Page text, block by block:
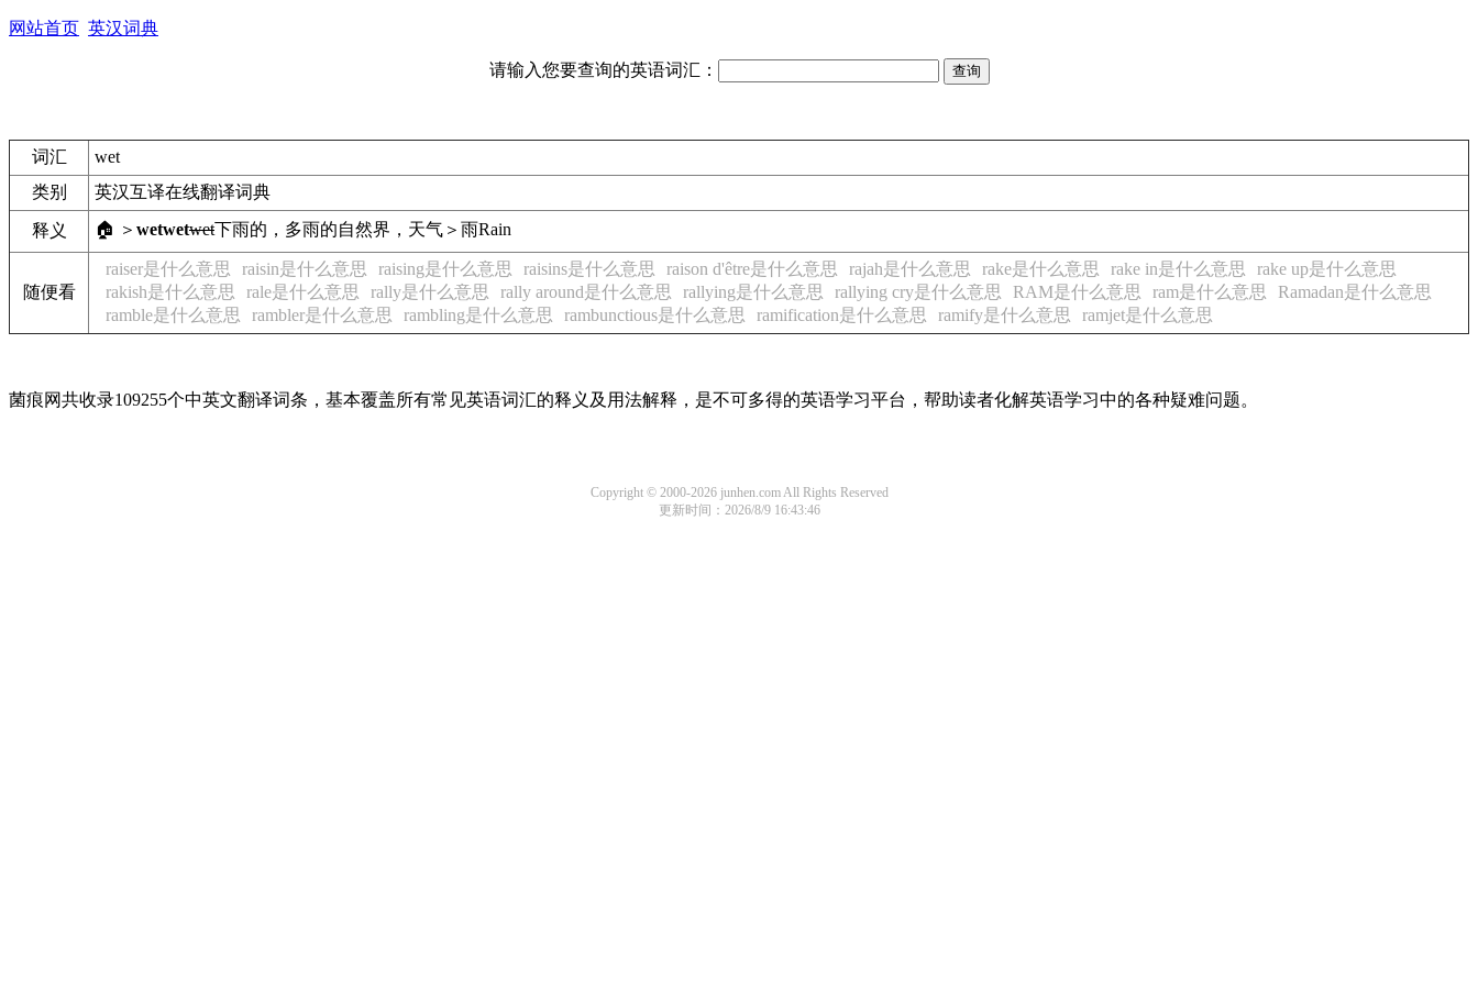
网站首页 英汉词典
请输入您要查询的英语词汇：
词汇
wet
类别
英汉互译在线翻译词典
释义 🏠 ＞ wetwetwet下雨的，多雨的自然界，天气＞雨Rain
随便看
raiser是什么意思 raisin是什么意思 raising是什么意思 raisins是什么意思 raison d'être是什么意思 rajah是什么意思 rake是什么意思 rake in是什么意思
rake up是什么意思
rakish是什么意思
rale是什么意思 rally是什么意思 rally around是什么意思 rallying是什么意思 rallying cry是什么意思 RAM是什么意思 ram是什么意思
Ramadan是什么意思
ramble是什么意思
rambler是什么意思 rambling是什么意思 rambunctious是什么意思 ramification是什么意思 ramify是什么意思 ramjet是什么意思
菌痕网共收录109255个中英文翻译词条，基本覆盖所有常见英语词汇的释义及用法解释，是不可多得的英语学习平台，帮助读者化解英语学习中的各种疑难问题。
Copyright © 2000-2026 junhen.com All Rights Reserved
更新时间：2026/8/9 16:43:46